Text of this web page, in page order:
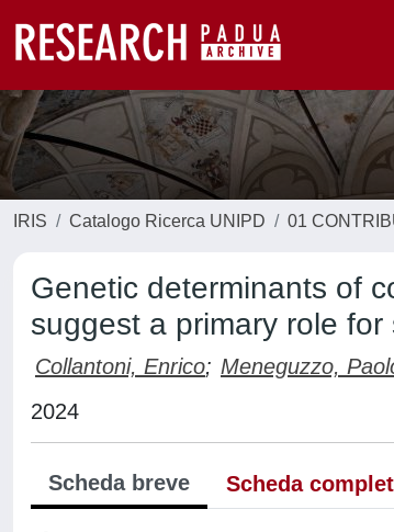
IRIS Catalogo Ricerca UNIPD 01
Genetic determinants of
suggest a primary role
Collantoni, Enrico; Meneguzzo,
2024
Scheda breve Scheda